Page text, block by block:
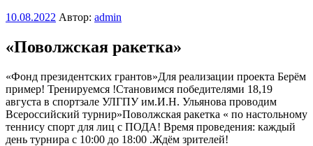
Опубликовано
10.08.2022 Автор: admin
«Поволжская ракетка»
«Фонд президентских грантов»Для реализации проекта Берём
пример! Тренируемся !Становимся победителями 18,19
августа в спортзале УЛГПУ им.И.Н. Ульянова проводим
Всероссийский турнир»Поволжская ракетка « по настольному
теннису спорт для лиц с ПОДА! Время проведения: каждый
день турнира с 10:00 до 18:00 .Ждём зрителей!